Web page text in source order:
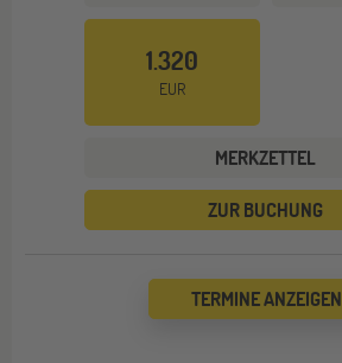
1.320
EUR
MERKZETTEL
ZUR BUCHUNG
TERMINE ANZEIGEN